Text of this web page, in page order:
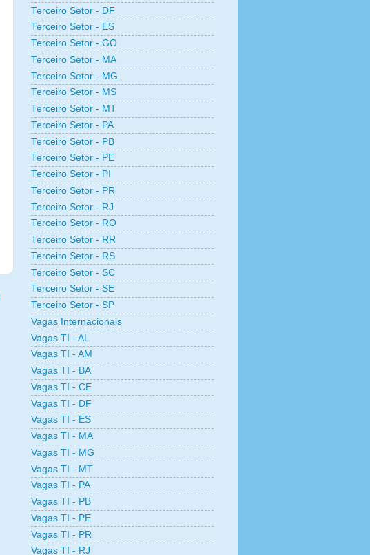
Terceiro Setor - DF
Terceiro Setor - ES
Terceiro Setor - GO
Terceiro Setor - MA
Terceiro Setor - MG
Terceiro Setor - MS
Terceiro Setor - MT
Terceiro Setor - PA
Terceiro Setor - PB
Terceiro Setor - PE
Terceiro Setor - PI
Terceiro Setor - PR
Terceiro Setor - RJ
Terceiro Setor - RO
Terceiro Setor - RR
Terceiro Setor - RS
Terceiro Setor - SC
Terceiro Setor - SE
Terceiro Setor - SP
Vagas Internacionais
Vagas TI - AL
Vagas TI - AM
Vagas TI - BA
Vagas TI - CE
Vagas TI - DF
Vagas TI - ES
Vagas TI - MA
Vagas TI - MG
Vagas TI - MT
Vagas TI - PA
Vagas TI - PB
Vagas TI - PE
Vagas TI - PR
Vagas TI - RJ